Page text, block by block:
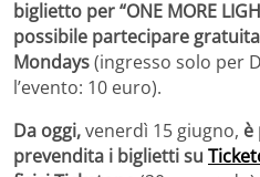
biglietto per “ONE MORE
possibile partecipare
Mondays(ingresso solo per
l’evento: 10 euro).
Da oggi,venerdì 15 giugno, è
prevendita i biglietti su